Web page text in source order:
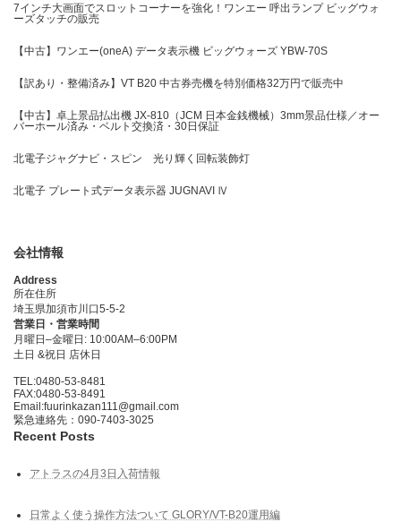
7インチ大画面でスロットコーナーを強化！ワンエー 呼出ランプ ビッグウォ
ーズタッチの販売
【中古】ワンエー(oneA) データ表示機 ビッグウォーズ YBW-70S
【訳あり・整備済み】VT B20 中古券売機を特別価格32万円で販売中
【中古】卓上景品払出機 JX-810（JCM 日本金銭機械）3mm景品仕様／オー
バーホール済み・ベルト交換済・30日保証
北電子ジャグナビ・スピン 光り輝く回転装飾灯
北電子 プレート式データ表示器 JUGNAVI Ⅳ
会社情報
Address
所在住所
埼玉県加須市川口5-5-2
営業日・営業時間
月曜日–金曜日: 10:00AM–6:00PM
土日 &祝日 店休日
TEL:0480-53-8481
FAX:0480-53-8491
Email:fuurinkazan111@gmail.com
緊急連絡先：090-7403-3025
Recent Posts
アトラスの4月3日入荷情報
日常よく使う操作方法ついて GLORY/VT-B20運用編